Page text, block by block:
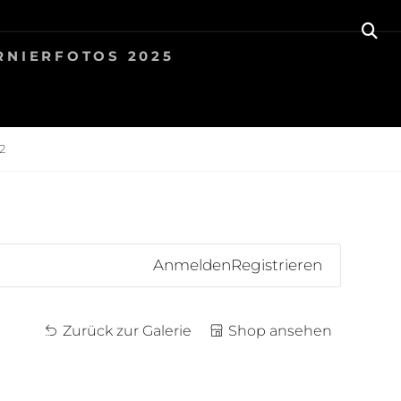
2025
AnmeldenRegistrieren
Zurück zur Galerie Shop ansehen